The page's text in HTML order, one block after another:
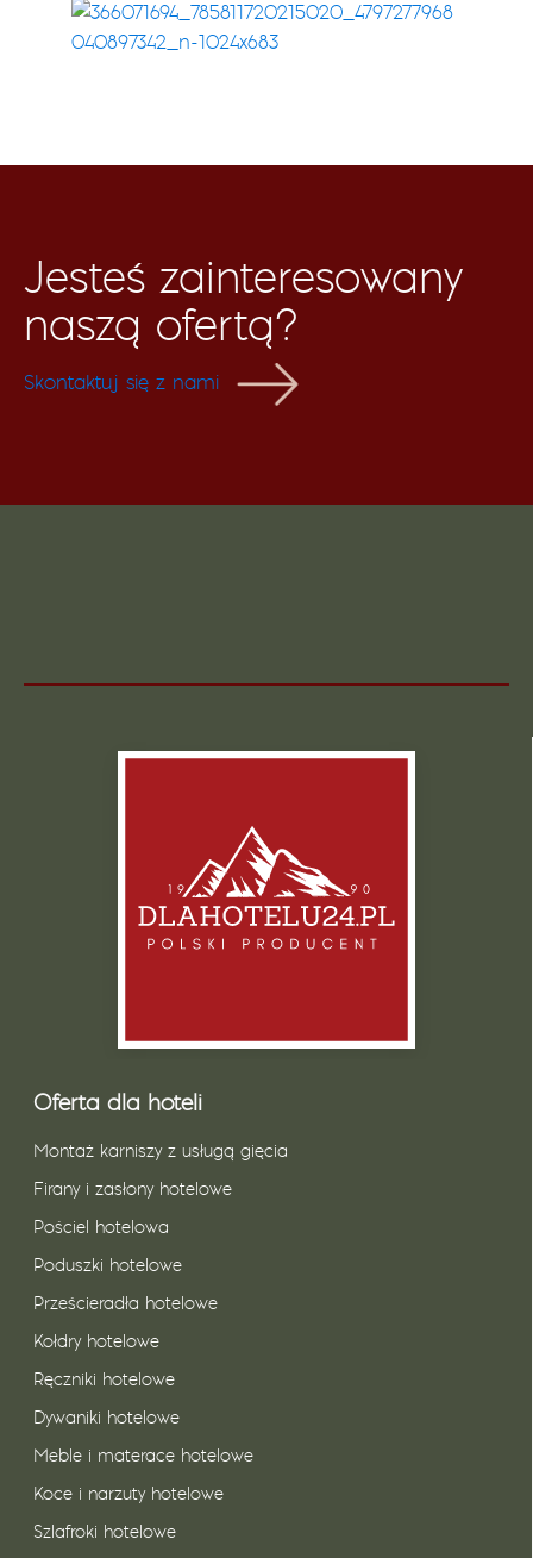
Jesteś zainteresowany
naszą ofertą?
Skontaktuj się z nami
Oferta dla hoteli
Montaż karniszy z usługą gięcia
Firany i zasłony hotelowe
Pościel hotelowa
Poduszki hotelowe
Prześcieradła hotelowe
Kołdry hotelowe
Ręczniki hotelowe
Dywaniki hotelowe
Meble i materace hotelowe
Koce i narzuty hotelowe
Szlafroki hotelowe